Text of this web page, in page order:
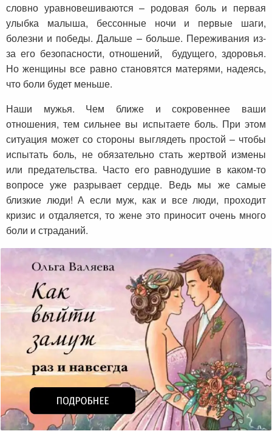
словно уравновешиваются – родовая боль и первая
улыбка малыша, бессонные ночи и первые шаги,
болезни и победы. Дальше – больше. Переживания из-
за его безопасности, отношений, будущего, здоровья.
Но женщины все равно становятся матерями, надеясь,
что боли будет меньше.
Наши мужья. Чем ближе и сокровеннее ваши
отношения, тем сильнее вы испытаете боль. При этом
ситуация может со стороны выглядеть простой – чтобы
испытать боль, не обязательно стать жертвой измены
или предательства. Часто его равнодушие в каком-то
вопросе уже разрывает сердце. Ведь мы же самые
близкие люди! А если муж, как и все люди, проходит
кризис и отдаляется, то жене это приносит очень много
боли и страданий.